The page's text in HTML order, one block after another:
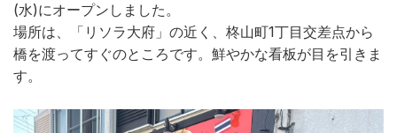
(水)にオープンしました。
場所は、「リソラ大府」の近く、柊山町1丁目交差点から
橋を渡ってすぐのところです。鮮やかな看板が目を引きま
す。